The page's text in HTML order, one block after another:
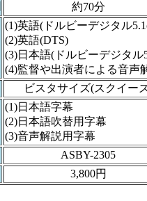
約70分
(1)英語(ドルビーデジタル
(2)英語(DTS)
(3)日本語(ドルビーデジタル
(4)監督や出演者による音声
ビスタサイズ(スクイー
(1)日本語字幕
(2)日本語吹替用字幕
(3)音声解説用字幕
ASBY-2305
3,800円